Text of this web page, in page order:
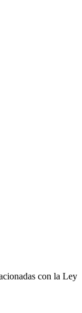
con la Ley